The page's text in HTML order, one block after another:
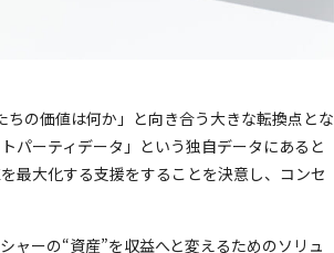
の価値は何か」と向き合う大きな転換点とな
パーティデータ」という独自データにあると
最大化する支援をすることを決意し、コンセ
ャーの“資産”を収益へと変えるためのソリュ